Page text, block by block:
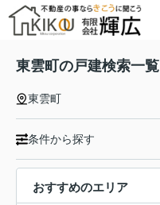
東雲町の戸建検索一覧
東雲町
条件から探す
おすすめのエリア